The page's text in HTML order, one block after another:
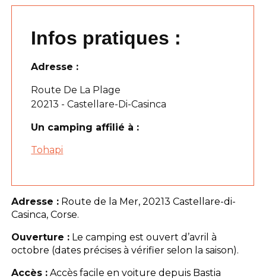
Infos pratiques :
Adresse :
Route De La Plage
20213 - Castellare-Di-Casinca
Un camping affilié à :
Tohapi
Adresse : Route de la Mer, 20213 Castellare-di-
Casinca, Corse.
Ouverture : Le camping est ouvert d’avril à
octobre (dates précises à vérifier selon la saison).
Accès : Accès facile en voiture depuis Bastia